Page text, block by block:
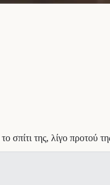
σπίτι της, λίγο πρoτού